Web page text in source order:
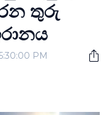
තුරු
PM